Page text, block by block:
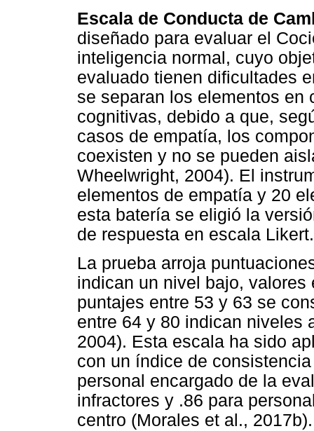
Escala de Conducta de
diseñado para evaluar el
inteligencia normal, cuyo
evaluado tienen dificultades
se separan los elementos en
cognitivas, debido a que,
casos de empatía, los
coexisten y no se pueden
Wheelwright, 2004). El
elementos de empatía y 20
esta batería se eligió la
de respuesta en escala Likert.
La prueba arroja
indican un nivel bajo,
puntajes entre 53 y 63 se
entre 64 y 80 indican niveles
2004). Esta escala ha sido
con un índice de
personal encargado de la
infractores y .86 para
centro (Morales et al., 2017b).